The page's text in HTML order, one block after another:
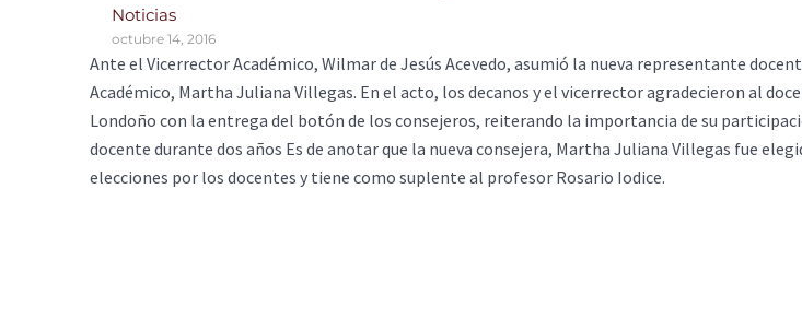
Noticias
octubre 14, 2016
Ante el Vicerrector Académico, Wilmar de Jesús Acevedo, asumió la nueva representante
Académico, Martha Juliana Villegas. En el acto, los decanos y el vicerrector agradecieron al
Londoño con la entrega del botón de los consejeros, reiterando la importancia de su
docente durante dos años Es de anotar que la nueva consejera, Martha Juliana Villegas fue
elecciones por los docentes y tiene como suplente al profesor Rosario Iodice.